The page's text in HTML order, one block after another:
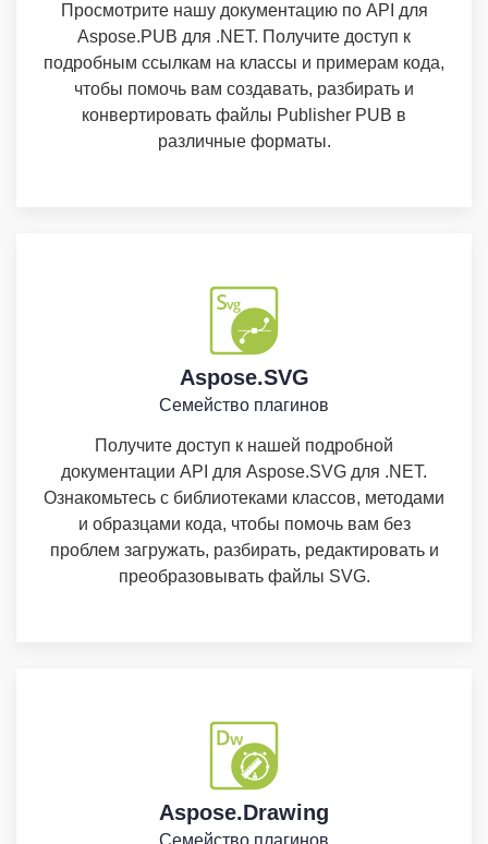
Просмотрите нашу документацию по API для
Aspose.PUB для .NET. Получите доступ к
подробным ссылкам на классы и примерам кода,
чтобы помочь вам создавать, разбирать и
конвертировать файлы Publisher PUB в
различные форматы.
Aspose.SVG
Семейство плагинов
Получите доступ к нашей подробной
документации API для Aspose.SVG для .NET.
Ознакомьтесь с библиотеками классов, методами
и образцами кода, чтобы помочь вам без
проблем загружать, разбирать, редактировать и
преобразовывать файлы SVG.
Aspose.Drawing
Семейство плагинов